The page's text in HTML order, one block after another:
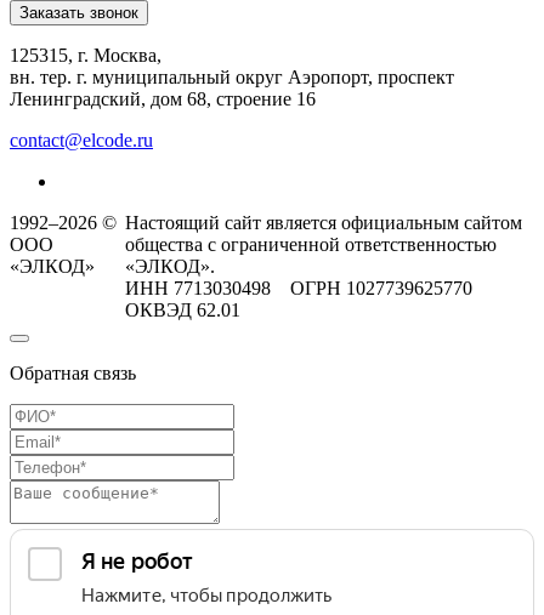
Заказать звонок
125315, г. Москва,
вн. тер. г. муниципальный округ Аэропорт, проспект
Ленинградский, дом 68, строение 16
contact@elcode.ru
1992–2026 ©
ООО
«ЭЛКОД»
Настоящий сайт является официальным сайтом
общества с ограниченной ответственностью
«ЭЛКОД».
ИНН 7713030498 ОГРН 1027739625770
ОКВЭД 62.01
Обратная связь